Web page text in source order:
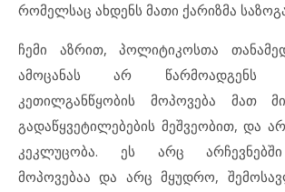
რომელსაც ახდენს მათი ქარიზმა
ჩემი აზრით, პოლიტიკოსთა
ამოცანას არ წარმოადგენს
კეთილგანწყობის მოპოვება მათ
გადაწყვეტილებების მეშვეობით, და
კეკლუცობა. ეს არც არჩევნებში
მოპოვებაა და არც მყუდრო,